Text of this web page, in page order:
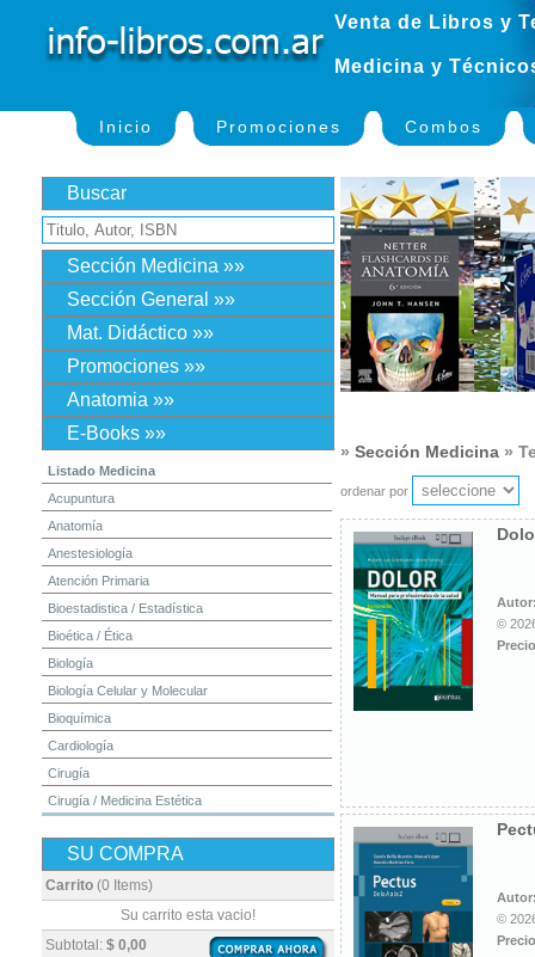
Venta de Libros y
Medicina y
Inicio Promociones Combos
Buscar
Sección Medicina »»
Sección General »»
Mat. Didáctico »»
Promociones »»
Anatomia »»
E-Books »»
Listado Medicina
Acupuntura
Anatomía
Anestesiología
Atención Primaria
Bioestadistica / Estadística
Bioética / Ética
Biología
Biología Celular y Molecular
Bioquímica
Cardiología
Cirugía
Cirugía / Medicina Estética
Dermatología
Diagnóstico por Imagen / Radiología
Embriología
SU COMPRA
Carrito (0 Items)
Subtotal: $ 0,00
Su carrito esta vacio!
» Sección Medicina »
ordenar por
©
©